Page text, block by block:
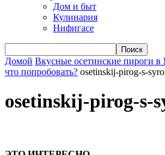
Дом и быт
Кулинария
Нифигасе
Домой Вкусные осетинские пироги в
что попробовать? osetinskij-pirog-s-
osetinskij-pirog-s-